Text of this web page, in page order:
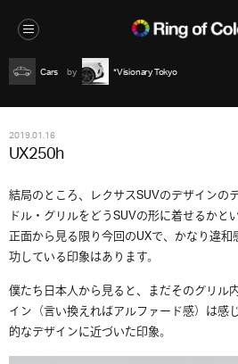
Cars *Visionary Tokyo
2019.01.16
UX250h
結局のところ、レクサスSUVのデザインの
ドル・グリルをどうSUVの形に着せるかと
正面から見る限り今回のUXで、かなり違
功している印象はあります。
僕たち日本人から見ると、まだそのグリル
イン（言い換えればアルファード感）は感
的なデザインに近づいた印象。